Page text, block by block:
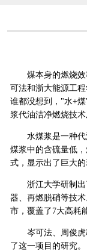
煤本身的燃烧效率
可法和浙大能源工
谁都没想到，"水+
浆代油洁净燃烧技
水煤浆是一种代油
煤浆中的含硫量低
式，显示出了巨大的
浙江大学研制出了
器、再燃脱硝等技
市，覆盖了7大高耗
岑可法、周俊虎
了这一项目的研究。